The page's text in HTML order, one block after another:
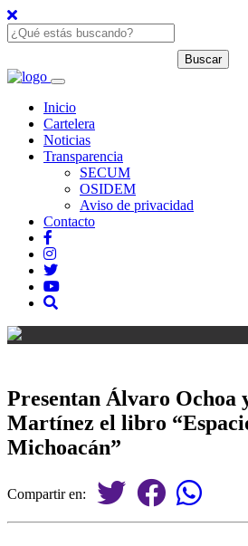
Inicio
Cartelera
Noticias
Transparencia
SECUM
OSIDEM
Aviso de privacidad
Contacto
Presentan Álvaro Ochoa
Martínez el libro
Michoacán”
Compartir en: